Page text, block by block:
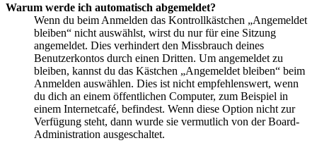
Warum werde ich automatisch abgemeldet?
Wenn du beim Anmelden das Kontrollkästchen „Angemeldet
bleiben“ nicht auswählst, wirst du nur für eine Sitzung
angemeldet. Dies verhindert den Missbrauch deines
Benutzerkontos durch einen Dritten. Um angemeldet zu
bleiben, kannst du das Kästchen „Angemeldet bleiben“ beim
Anmelden auswählen. Dies ist nicht empfehlenswert, wenn
du dich an einem öffentlichen Computer, zum Beispiel in
einem Internetcafé, befindest. Wenn diese Option nicht zur
Verfügung steht, dann wurde sie vermutlich von der Board-
Administration ausgeschaltet.